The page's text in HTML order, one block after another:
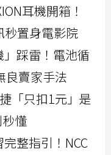
耳機開箱！
秒置身電影院
踩雷！電池循
良賣家手法
「只扣1元」是
懂
整指引！NCC